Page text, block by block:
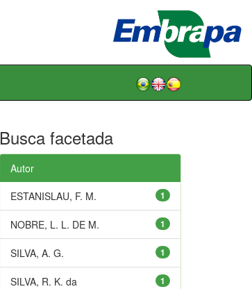
Busca facetada
Autor
1
ESTANISLAU, F. M.
1
NOBRE, L. L. DE M.
1
SILVA, A. G.
1
SILVA, R. K. da